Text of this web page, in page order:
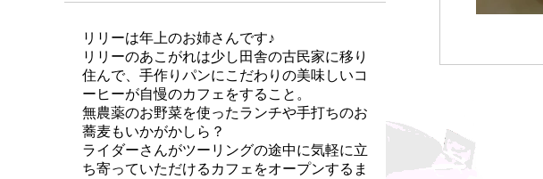
リリーは年上のお姉さんです♪
リリーのあこがれは少し田舎の古民家に移り
住んで、手作りパンにこだわりの美味しいコ
ーヒーが自慢のカフェをすること。
無農薬のお野菜を使ったランチや手打ちのお
蕎麦もいかがかしら？
ライダーさんがツーリングの途中に気軽に立
ち寄っていただけるカフェをオープンするま